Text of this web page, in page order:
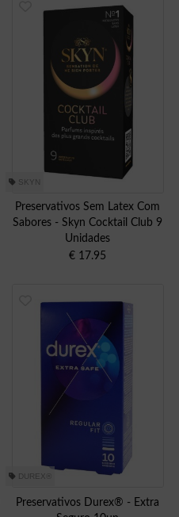
SKYN
Preservativos Sem Latex Com
Sabores - Skyn Cocktail Club 9
Unidades
€ 17.95
DUREX®
Preservativos Durex® - Extra